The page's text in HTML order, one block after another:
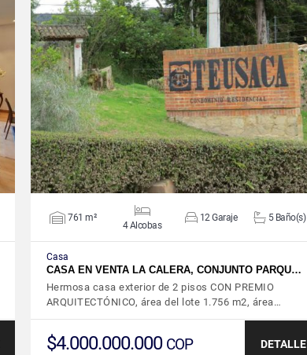
VER DETALLES
761 m²
4 Alcobas
12 Garaje 5 Baño(s)
Casa
CASA EN VENTA LA CALERA, CONJUNTO PARQU…
Hermosa casa exterior de 2 pisos CON PREMIO
ARQUITECTÓNICO, área del lote 1.756 m2, área…
$4.000.000.000 COP DETALLE